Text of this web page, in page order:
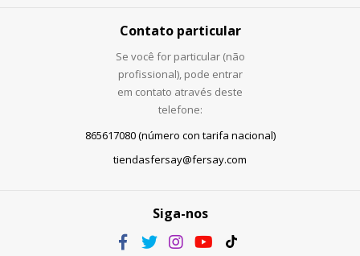
Contato particular
Se você for particular (não
profissional), pode entrar
em contato através deste
telefone:
865617080 (número con tarifa nacional)
tiendasfersay@fersay.com
Siga-nos